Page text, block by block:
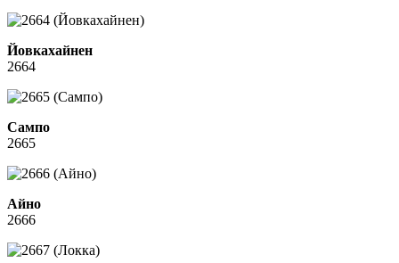
Йовкахайнен
2664
Сампо
2665
Айно
2666